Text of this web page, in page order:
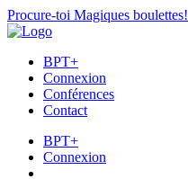
Procure-toi Magiques boulettes!
BPT+
Connexion
Conférences
Contact
BPT+
Connexion